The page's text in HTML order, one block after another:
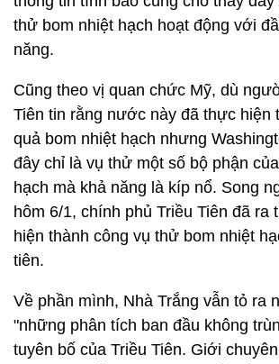
thử bom nhiệt hạch hoạt động với
năng.
Cũng theo vị quan chức Mỹ, dù
Tiên tin rằng nước này đã thực hiện
quả bom nhiệt hạch nhưng
đây chỉ là vụ thử một số bộ phận
hạch mà khả năng là kíp nổ. Song
hôm 6/1, chính phủ Triều Tiên đã ra
hiện thành công vụ thử bom nhiệt
tiên.
Về phần mình, Nhà Trắng vẫn tỏ ra
"những phân tích ban đầu không
tuyên bố của Triều Tiên. Giới